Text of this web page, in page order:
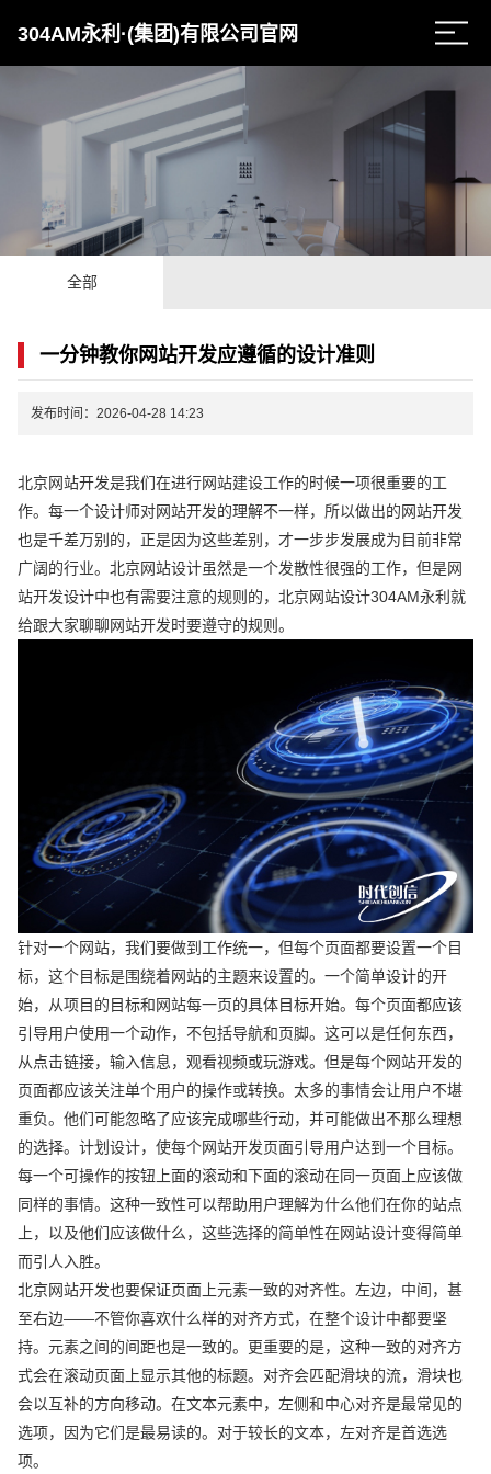
304AM永利·(集团)有限公司官网
全部
一分钟教你网站开发应遵循的设计准则
发布时间：2026-04-28 14:23
北京网站开发是我们在进行网站建设工作的时候一项很重要的工
作。每一个设计师对网站开发的理解不一样，所以做出的网站开发
也是千差万别的，正是因为这些差别，才一步步发展成为目前非常
广阔的行业。北京网站设计虽然是一个发散性很强的工作，但是网
站开发设计中也有需要注意的规则的，北京网站设计304AM永利就
给跟大家聊聊网站开发时要遵守的规则。
针对一个网站，我们要做到工作统一，但每个页面都要设置一个目
标，这个目标是围绕着网站的主题来设置的。一个简单设计的开
始，从项目的目标和网站每一页的具体目标开始。每个页面都应该
引导用户使用一个动作，不包括导航和页脚。这可以是任何东西，
从点击链接，输入信息，观看视频或玩游戏。但是每个网站开发的
页面都应该关注单个用户的操作或转换。太多的事情会让用户不堪
重负。他们可能忽略了应该完成哪些行动，并可能做出不那么理想
的选择。计划设计，使每个网站开发页面引导用户达到一个目标。
每一个可操作的按钮上面的滚动和下面的滚动在同一页面上应该做
同样的事情。这种一致性可以帮助用户理解为什么他们在你的站点
上，以及他们应该做什么，这些选择的简单性在网站设计变得简单
而引人入胜。
北京网站开发也要保证页面上元素一致的对齐性。左边，中间，甚
至右边——不管你喜欢什么样的对齐方式，在整个设计中都要坚
持。元素之间的间距也是一致的。更重要的是，这种一致的对齐方
式会在滚动页面上显示其他的标题。对齐会匹配滑块的流，滑块也
会以互补的方向移动。在文本元素中，左侧和中心对齐是最常见的
选项，因为它们是最易读的。对于较长的文本，左对齐是首选选
项。